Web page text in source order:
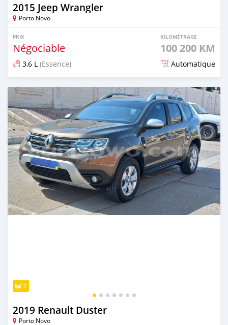
2015 Jeep Wrangler
Porto Novo
PRIX
Négociable
KILOMÉTRAGE
100 200 KM
3,6 L (Essence) Automatique
Publié il y a plus d'un an
7
2019 Renault Duster
Porto Novo